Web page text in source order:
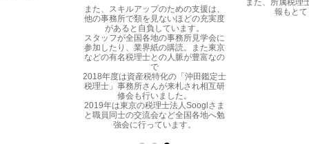
また、スキルアップのための支援は、
他の事務所で類を見ないほどの充実度
があると自負しています。
スタッフが全国各地の事務所見学会に
参加したり、業界紙の購読。また東京
などの有名税理士との人脈が豊富なの
で
2018年度は資産税特化の「沖田鑑定士
税理士」事務所さんが来札され相互研
修会も行いました。
2019年は東京の税理士法人Sooglさま
と職員同士の交流会など全国各地へ勉
強会に行っています。
また、所属税理
報もと